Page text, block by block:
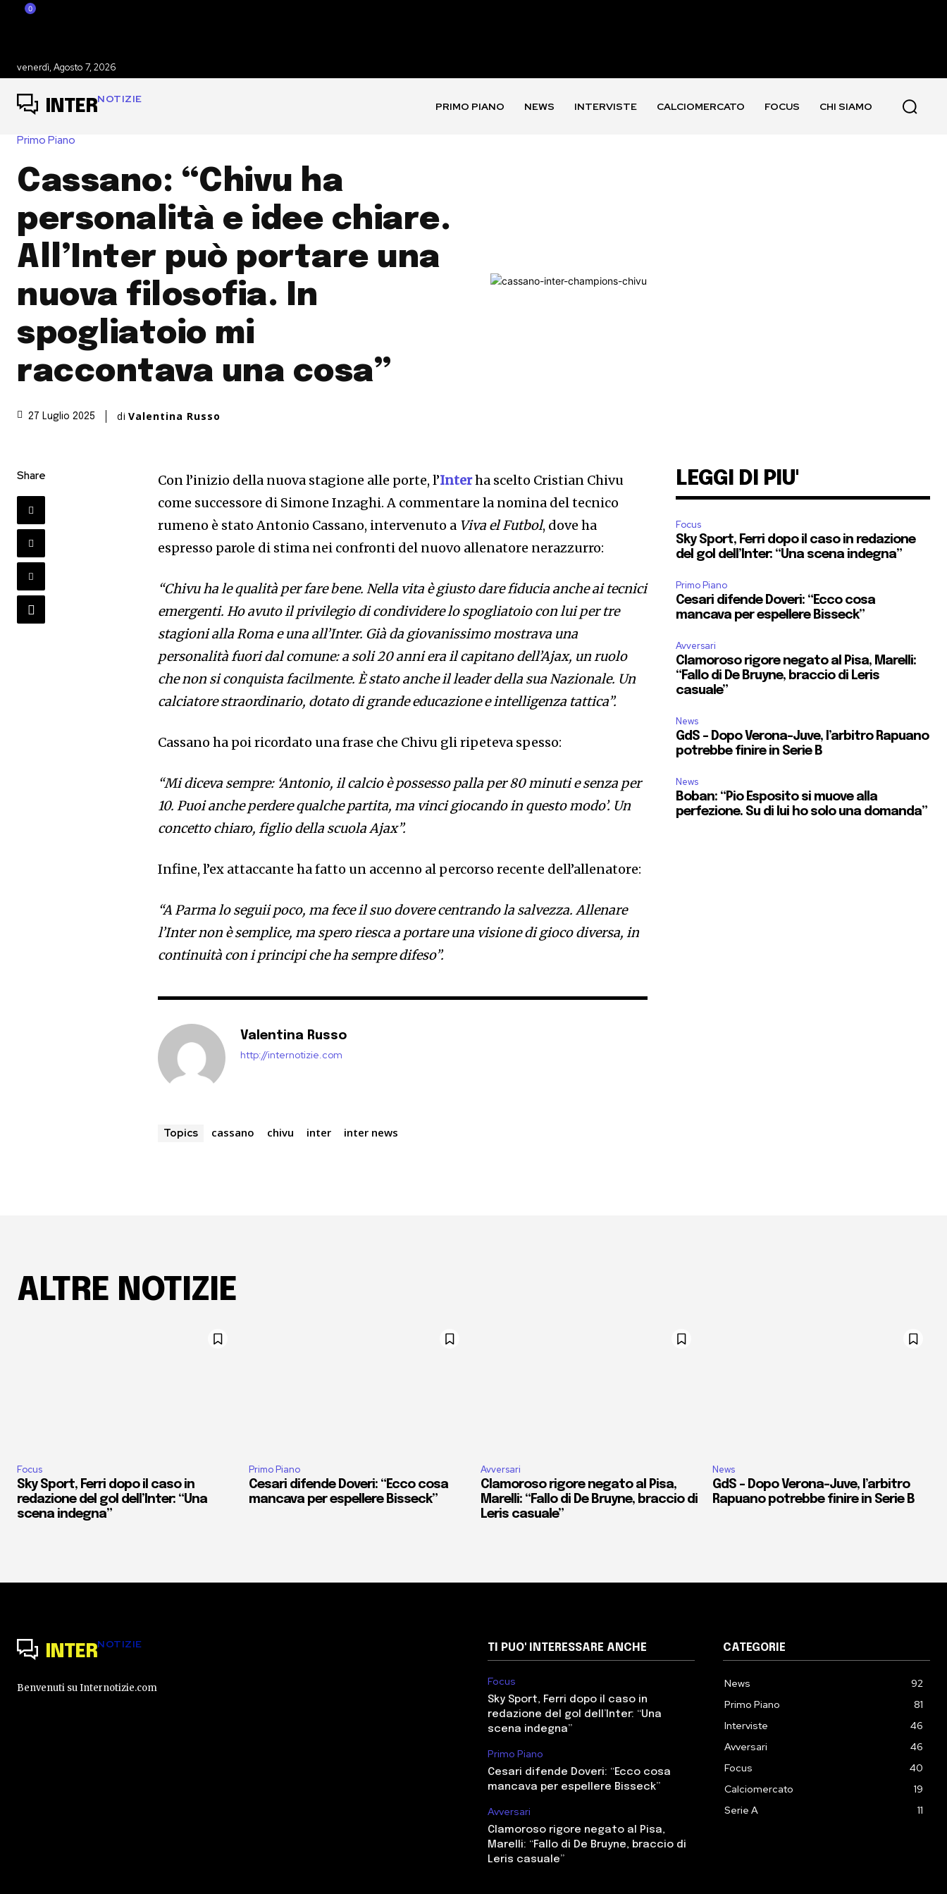
0
venerdì, Agosto 7, 2026
INTERNOTIZIE
PRIMO PIANO NEWS INTERVISTE CALCIOMERCATO FOCUS CHI SIAMO
Primo Piano
Cassano: “Chivu ha
personalità e idee chiare.
All’Inter può portare una
nuova filosofia. In
spogliatoio mi
raccontava una cosa”
27 Luglio 2025 di Valentina Russo
Share Con l’inizio della nuova stagione alle porte, l’Interha scelto Cristian Chivu
come successore di Simone Inzaghi. A commentare la nomina del tecnico
rumeno è stato Antonio Cassano, intervenuto a Viva el Futbol, dove ha
espresso parole di stima nei confronti del nuovo allenatore nerazzurro:
“Chivu ha le qualità per fare bene. Nella vita è giusto dare fiducia anche ai tecnici
emergenti. Ho avuto il privilegio di condividere lo spogliatoio con lui per tre
stagioni alla Roma e una all’Inter. Già da giovanissimo mostrava una
personalità fuori dal comune: a soli 20 anni era il capitano dell’Ajax, un ruolo
che non si conquista facilmente. È stato anche il leader della sua Nazionale. Un
calciatore straordinario, dotato di grande educazione e intelligenza tattica”.
Cassano ha poi ricordato una frase che Chivu gli ripeteva spesso:
“Mi diceva sempre: ‘Antonio, il calcio è possesso palla per 80 minuti e senza per
10. Puoi anche perdere qualche partita, ma vinci giocando in questo modo’. Un
concetto chiaro, figlio della scuola Ajax”.
Infine, l’ex attaccante ha fatto un accenno al percorso recente dell’allenatore:
“A Parma lo seguii poco, ma fece il suo dovere centrando la salvezza. Allenare
l’Inter non è semplice, ma spero riesca a portare una visione di gioco diversa, in
continuità con i principi che ha sempre difeso”.
Valentina Russo
http://internotizie.com
Topics cassano chivu inter inter news
LEGGI DI PIU'
Focus
Sky Sport, Ferri dopo il caso in redazione
del gol dell’Inter: “Una scena indegna”
Primo Piano
Cesari difende Doveri: “Ecco cosa
mancava per espellere Bisseck”
Avversari
Clamoroso rigore negato al Pisa, Marelli:
“Fallo di De Bruyne, braccio di Leris
casuale”
News
GdS – Dopo Verona-Juve, l’arbitro Rapuano
potrebbe finire in Serie B
News
Boban: “Pio Esposito si muove alla
perfezione. Su di lui ho solo una domanda”
ALTRE NOTIZIE
Focus
Sky Sport, Ferri dopo il caso in
redazione del gol dell’Inter: “Una
scena indegna”
Primo Piano
Cesari difende Doveri: “Ecco cosa
mancava per espellere Bisseck”
Avversari
Clamoroso rigore negato al Pisa,
Marelli: “Fallo di De Bruyne, braccio di
Leris casuale”
News
GdS – Dopo Verona-Juve, l’arbitro
Rapuano potrebbe finire in Serie B
INTERNOTIZIE
Benvenuti su Internotizie.com
TI PUO' INTERESSARE ANCHE
Focus
Sky Sport, Ferri dopo il caso in
redazione del gol dell’Inter: “Una
scena indegna”
Primo Piano
Cesari difende Doveri: “Ecco cosa
mancava per espellere Bisseck”
Avversari
Clamoroso rigore negato al Pisa,
Marelli: “Fallo di De Bruyne, braccio di
Leris casuale”
CATEGORIE
News
92
Primo Piano
81
Interviste
46
Avversari
46
Focus
40
Calciomercato
19
Serie A
11